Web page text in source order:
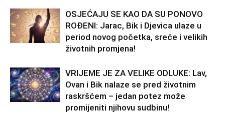
OSJEĆAJU SE KAO DA SU PONOVO
ROĐENI: Jarac, Bik i Djevica ulaze u
period novog početka, sreće i velikih
životnih promjena!
VRIJEME JE ZA VELIKE ODLUKE: Lav,
Ovan i Bik nalaze se pred životnim
raskršćem – jedan potez može
promijeniti njihovu sudbinu!